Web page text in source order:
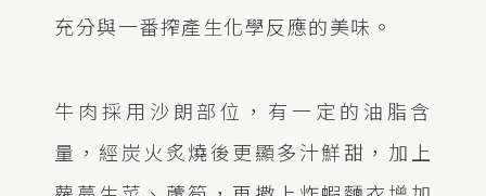
充分與一番搾產生化學反應的美味。
牛肉採用沙朗部位，有一定的油脂含
量，經炭火炙燒後更顯多汁鮮甜，加上